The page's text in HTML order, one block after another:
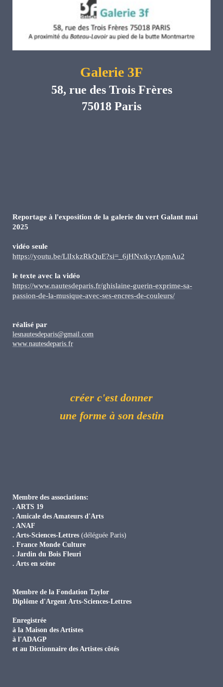
Galerie 3F
58, rue des Trois Frères
75018 Paris
Reportage à l'exposition de la galerie du vert Galant mai
2025
vidéo seule
https://youtu.be/LlIxkzRkQuE?si=_6jHNxtkyrApmAu2
le texte avec la vidéo
https://www.nautesdeparis.fr/ghislaine-guerin-exprime-sa-
passion-de-la-musique-avec-ses-encres-de-couleurs/
réalisé par
lesnautesdeparis@gmail.com
www.nautesdeparis.fr
créer c'est donner
une forme à son destin
Membre des associations:
. ARTS 19
. Amicale des Amateurs d'Arts
. ANAF
. Arts-Sciences-Lettres (déléguée Paris)
. France Monde Culture
. Jardin du Bois Fleuri
. Arts en scène
Membre de la Fondation Taylor
Diplôme d'Argent Arts-Sciences-Lettres
Enregistrée
à la Maison des Artistes
à l'ADAGP
et au Dictionnaire des Artistes côtés